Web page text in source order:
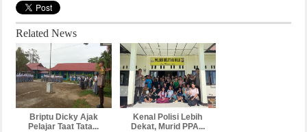
Related News
Briptu Dicky Ajak
Pelajar Taat Tata...
Kenal Polisi Lebih
Dekat, Murid PPA...